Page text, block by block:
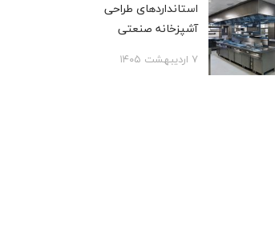
استانداردهای طراحی
آشپزخانه صنعتی
۷ اردیبهشت ۱۴۰۵